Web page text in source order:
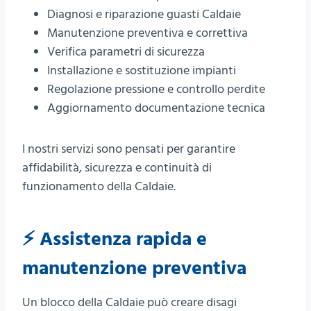
Diagnosi e riparazione guasti Caldaie
Manutenzione preventiva e correttiva
Verifica parametri di sicurezza
Installazione e sostituzione impianti
Regolazione pressione e controllo perdite
Aggiornamento documentazione tecnica
I nostri servizi sono pensati per garantire
affidabilità, sicurezza e continuità di
funzionamento della Caldaie.
⚡ Assistenza rapida e
manutenzione preventiva
Un blocco della Caldaie può creare disagi